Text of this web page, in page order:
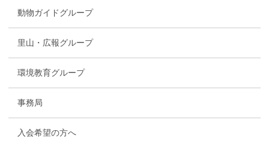
動物ガイドグループ
里山・広報グループ
環境教育グループ
事務局
入会希望の方へ